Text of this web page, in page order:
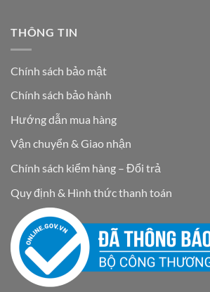
THÔNG TIN
Chính sách bảo mật
Chính sách bảo hành
Hướng dẫn mua hàng
Vận chuyển & Giao nhận
Chính sách kiểm hàng – Đổi trả
Quy định & Hình thức thanh toán